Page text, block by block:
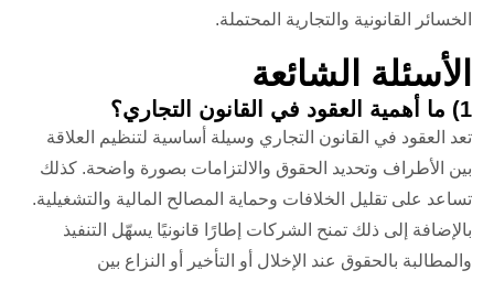
الخسائر القانونية والتجارية المحتملة.
الأسئلة الشائعة
1) ما أهمية العقود في القانون التجاري؟
تعد العقود في القانون التجاري وسيلة أساسية لتنظيم العلاقة
بين الأطراف وتحديد الحقوق والالتزامات بصورة واضحة. كذلك
تساعد على تقليل الخلافات وحماية المصالح المالية والتشغيلية.
بالإضافة إلى ذلك تمنح الشركات إطارًا قانونيًا يسهّل التنفيذ
والمطالبة بالحقوق عند الإخلال أو التأخير أو النزاع بين